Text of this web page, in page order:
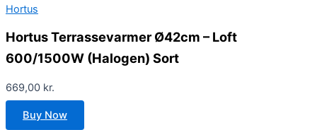
Hortus
Hortus Terrassevarmer Ø42cm – Loft
600/1500W (Halogen) Sort
669,00 kr.
Buy Now